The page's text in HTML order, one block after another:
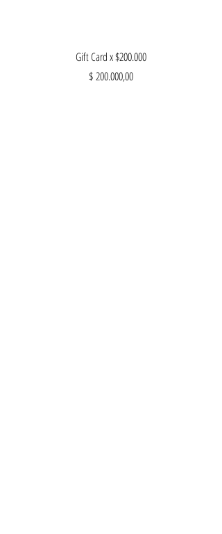
Gift Card x $200.000
Precio
$ 200.000,00